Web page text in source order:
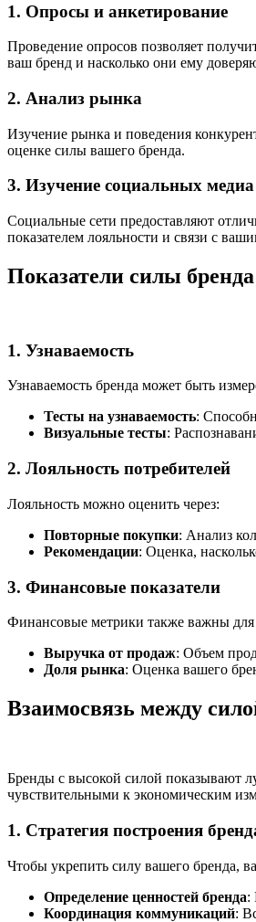
1. Опросы и анкетирование
Проведение опросов позволяет
ваш бренд и насколько они ему
2. Анализ рынка
Изучение рынка и поведения
оценке силы вашего бренда.
3. Изучение социальных медиа
Социальные сети предоставляют
показателем лояльности и связи с
Показатели силы бренда
1. Узнаваемость
Узнаваемость бренда может быть
Тесты на узнаваемость:
Визуальные тесты:
2. Лояльность потребителей
Лояльность можно оценить через:
Повторные покупки: Анализ
Рекомендации: Оценка,
3. Финансовые показатели
Финансовые метрики также важны
Выручка от продаж: Объем
Доля рынка: Оценка вашего
Взаимосвязь между
Бренды с высокой силой показывают
чувствительными к экономическим
1. Стратегия построения
Чтобы укрепить силу вашего бренда,
Определение ценностей бренда:
Координация коммуникаций: